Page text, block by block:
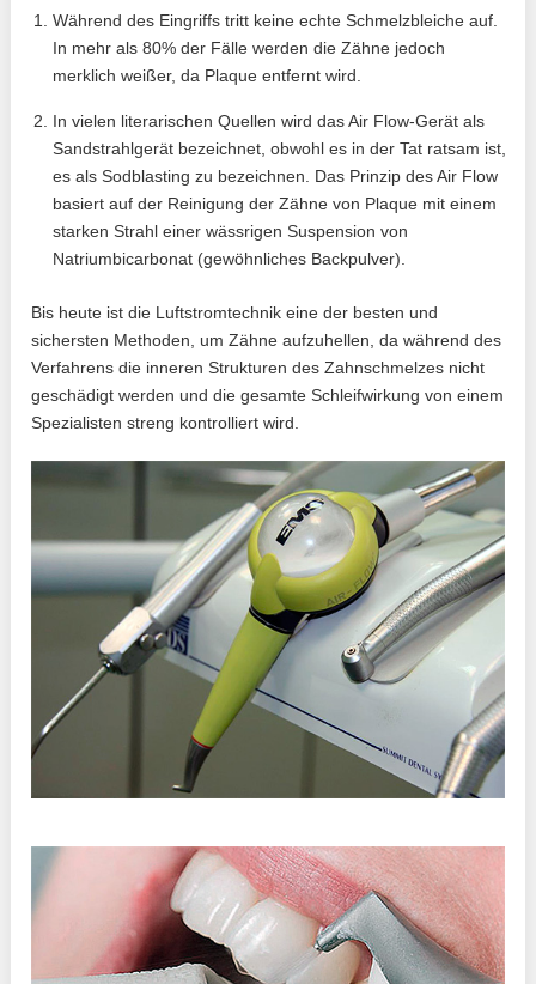
Während des Eingriffs tritt keine echte Schmelzbleiche auf.
In mehr als 80% der Fälle werden die Zähne jedoch
merklich weißer, da Plaque entfernt wird.
In vielen literarischen Quellen wird das Air Flow-Gerät als
Sandstrahlgerät bezeichnet, obwohl es in der Tat ratsam ist,
es als Sodblasting zu bezeichnen. Das Prinzip des Air Flow
basiert auf der Reinigung der Zähne von Plaque mit einem
starken Strahl einer wässrigen Suspension von
Natriumbicarbonat (gewöhnliches Backpulver).
Bis heute ist die Luftstromtechnik eine der besten und
sichersten Methoden, um Zähne aufzuhellen, da während des
Verfahrens die inneren Strukturen des Zahnschmelzes nicht
geschädigt werden und die gesamte Schleifwirkung von einem
Spezialisten streng kontrolliert wird.